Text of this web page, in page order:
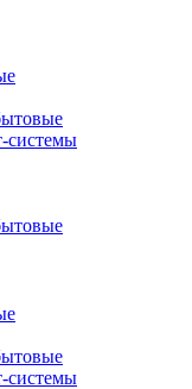
системы
системы